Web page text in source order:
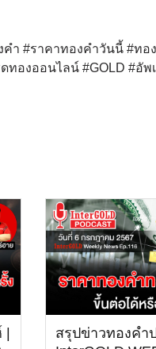
ำ #ราคาทองคำวันนี้ #ทอ
องออนไลน์ #GOLD #อัพ
สรุปข่าวทองคำ